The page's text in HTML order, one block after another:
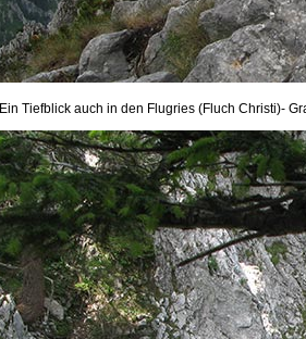
Ein Tiefblick auch in den Flugries (Fluch Christi)-